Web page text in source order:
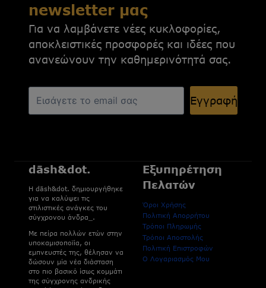
newsletter μας
Για να λαμβάνετε νέες κυκλοφορίες,
αποκλειστικές προσφορές και ιδέες που
ανανεώνουν την καθημερινότητά σας.
Εγγραφή
dāsh&dot.
H dāsh&dot. δημιουργήθηκε
για να καλύψει τις
στιλιστικές ανάγκες του
σύγχρονου άνδρα_.
Με πείρα πολλών ετών στην
υποκαμισοποϊία, οι
εμπνευστές της, θέλησαν να
δώσουν μία νέα διάσταση
στο πιο βασικό ίσως κομμάτι
της σύγχρονης ανδρικής
Εξυπηρέτηση
Πελατών
Όροι Χρήσης
Πολιτική Απορρήτου
Τρόποι Πληρωμής
Τρόποι Αποστολής
Πολιτική Επιστροφών
Ο Λογαριασμός Μου